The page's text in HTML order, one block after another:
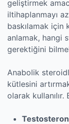
geliştirmek
iltihaplanmayı
baskılamak için
anlamak, hangi
gerektiğini
Anabolik
kütlesini
olarak kullanılır.
Testosteron